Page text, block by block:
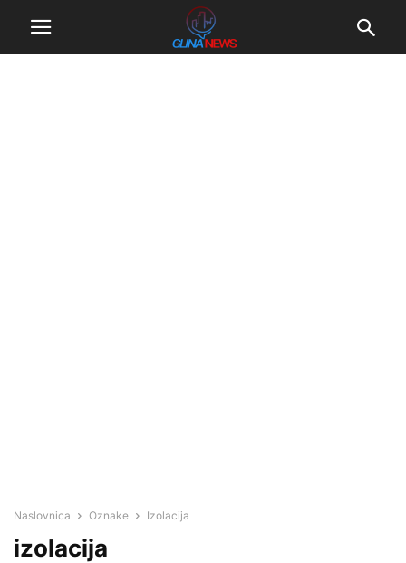
Naslovnica Oznake Izolacija
izolacija